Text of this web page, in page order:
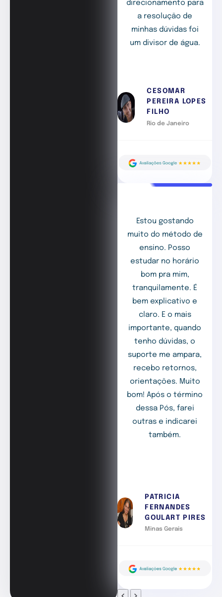
direcionamento para
a resolução de
minhas dúvidas foi
um divisor de água.
CESOMAR
PEREIRA LOPES
FILHO
Rio de Janeiro
Estou gostando
muito do método de
ensino. Posso
estudar no horário
bom pra mim,
tranquilamente. É
bem explicativo e
claro. E o mais
importante, quando
tenho dúvidas, o
suporte me ampara,
recebo retornos,
orientações. Muito
bom! Após o término
dessa Pós, farei
outras e indicarei
também.
PATRICIA
FERNANDES
GOULART PIRES
Minas Gerais